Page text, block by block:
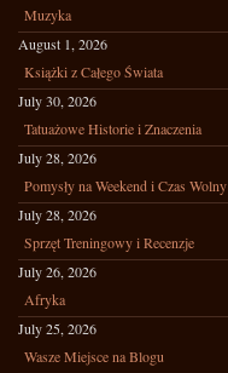
Muzyka
August 1, 2026
Książki z Całego Świata
July 30, 2026
Tatuażowe Historie i Znaczenia
July 28, 2026
Pomysły na Weekend i Czas Wolny
July 28, 2026
Sprzęt Treningowy i Recenzje
July 26, 2026
Afryka
July 25, 2026
Wasze Miejsce na Blogu